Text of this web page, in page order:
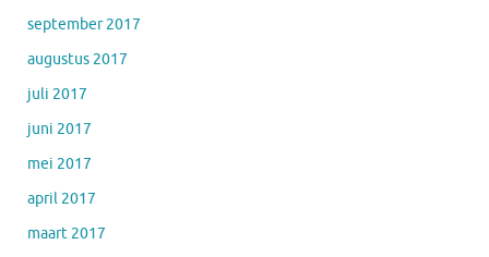
september 2017
augustus 2017
juli 2017
juni 2017
mei 2017
april 2017
maart 2017